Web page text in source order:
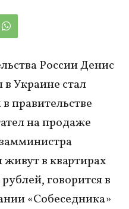
России Денис
Украине стал
правительстве
на продаже
в квартирах
говорится в
«Собеседника»